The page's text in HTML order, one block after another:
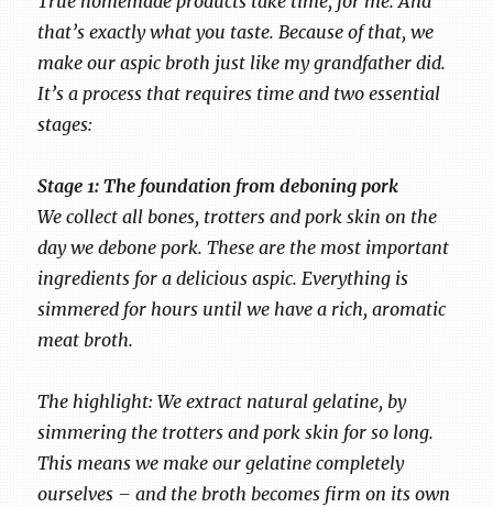
that’s exactly what you taste. Because of that, we
make our aspic broth just like my grandfather did.
It’s a process that requires time and two essential
stages:
Stage 1: The foundation from deboning pork
We collect all bones, trotters and pork skin on the
day we debone pork. These are the most important
ingredients for a delicious aspic. Everything is
simmered for hours until we have a rich, aromatic
meat broth.
The highlight: We extract natural gelatine, by
simmering the trotters and pork skin for so long.
This means we make our gelatine completely
ourselves – and the broth becomes firm on its own